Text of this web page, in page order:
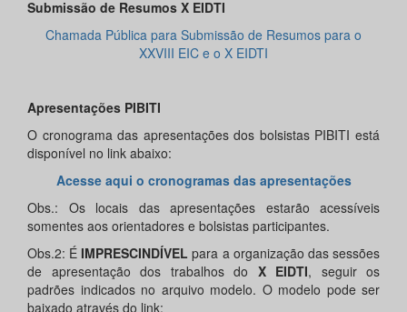
Submissão de Resumos X EIDTI
Chamada Pública para Submissão de Resumos para o
XXVIII EIC e o X EIDTI
Apresentações PIBITI
O cronograma das apresentações dos bolsistas PIBITI está
disponível no link abaixo:
Acesse aqui o cronogramas das apresentações
Obs.: Os locais das apresentações estarão acessíveis
somentes aos orientadores e bolsistas participantes.
Obs.2: É IMPRESCINDÍVEL para a organização das sessões
de apresentação dos trabalhos do X EIDTI, seguir os
padrões indicados no arquivo modelo. O modelo pode ser
baixado através do link: